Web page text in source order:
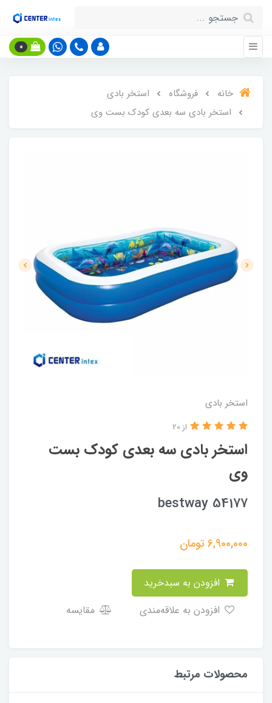
0
خانه فروشگاه
استخر بادی
استخر بادی سه بعدی کودک بست وی
استخر بادی
استخر بادی سه بعدی کودک بست
وی
از 20
bestway 54177
6,900,000تومان
مقایسه
محصولات مرتبط